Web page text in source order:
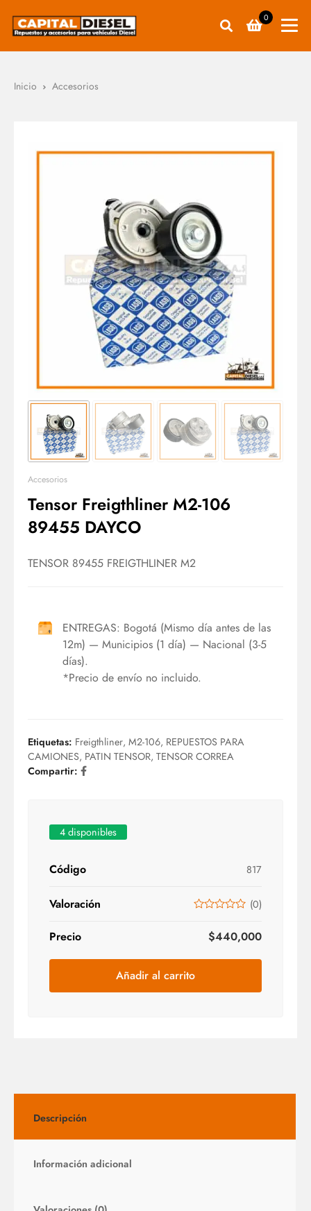
0
Inicio Accesorios
Accesorios
Tensor Freigthliner M2-106
89455 DAYCO
TENSOR 89455 FREIGTHLINER M2
ENTREGAS: Bogotá (Mismo día antes de las
12m) — Municipios (1 día) — Nacional (3-5
días).
*Precio de envío no incluido.
Etiquetas: Freigthliner, M2-106, REPUESTOS PARA
CAMIONES, PATIN TENSOR, TENSOR CORREA
Compartir:
4 disponibles
Código 817
Valoración (0)
Precio $440,000
Añadir al carrito
Descripción
Información adicional